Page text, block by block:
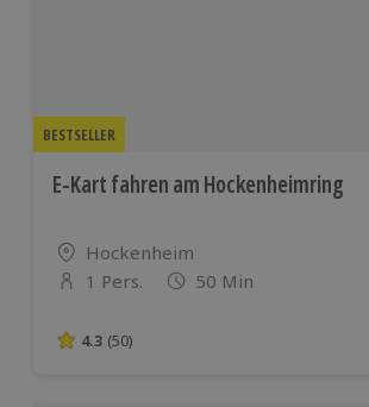
BESTSELLER
E-Kart fahren am Hockenheimring
Standort
Hockenheim
Anzahl der Teilnehmer
1 Pers. 50 Min
4.3 von 5 Sternen basierend auf 50
4.3 (50)